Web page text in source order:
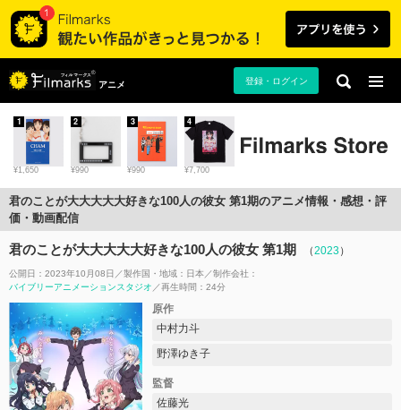
アニメ 登録・ログイン
¥1,650
1
¥990
2
¥990
3
¥7,700
4
君のことが大大大大大好きな100人の彼女 第1期のアニメ情報・感想・評
価・動画配信
君のことが大大大大大好きな100人の彼女 第1期 （2023）
公開日：2023年10月08日 製作国・地域： 日本
制作会社：
バイブリーアニメーションスタジオ
再生時間：24分
原作
中村力斗
野澤ゆき子
監督
佐藤光